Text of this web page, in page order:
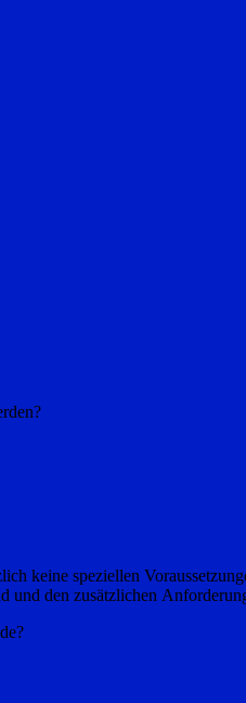
keine speziellen
den zusätzlichen